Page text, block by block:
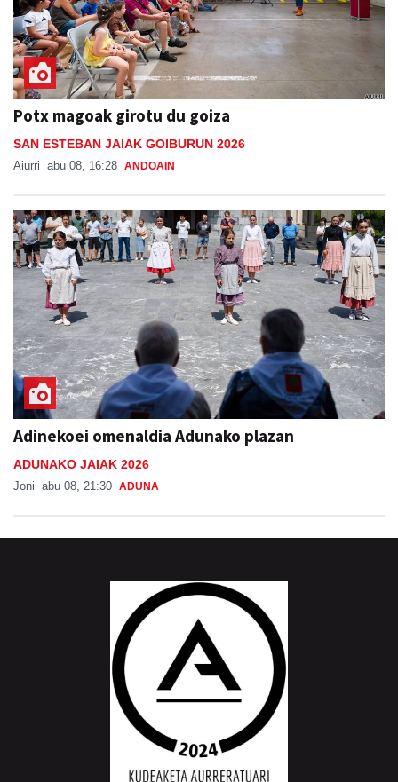
Potx magoak girotu du goiza
SAN ESTEBAN JAIAK GOIBURUN 2026
Aiurri abu 08, 16:28 ANDOAIN
Adinekoei omenaldia Adunako plazan
ADUNAKO JAIAK 2026
Joni abu 08, 21:30 ADUNA